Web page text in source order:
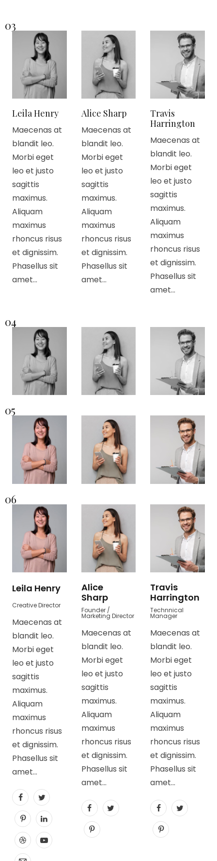
03
Leila Henry
Maecenas at
blandit leo.
Morbi eget
leo et justo
sagittis
maximus.
Aliquam
maximus
rhoncus risus
et dignissim.
Phasellus sit
amet…
Alice Sharp
Maecenas at
blandit leo.
Morbi eget
leo et justo
sagittis
maximus.
Aliquam
maximus
rhoncus risus
et dignissim.
Phasellus sit
amet…
Travis
Harrington
Maecenas at
blandit leo.
Morbi eget
leo et justo
sagittis
maximus.
Aliquam
maximus
rhoncus risus
et dignissim.
Phasellus sit
amet…
04
05
06
Leila Henry
Creative Director
Maecenas at
blandit leo.
Morbi eget
leo et justo
sagittis
maximus.
Aliquam
maximus
rhoncus risus
et dignissim.
Phasellus sit
amet…
Alice
Sharp
Founder /
Marketing Director
Maecenas at
blandit leo.
Morbi eget
leo et justo
sagittis
maximus.
Aliquam
maximus
rhoncus risus
et dignissim.
Phasellus sit
amet…
Travis
Harrington
Technnical
Manager
Maecenas at
blandit leo.
Morbi eget
leo et justo
sagittis
maximus.
Aliquam
maximus
rhoncus risus
et dignissim.
Phasellus sit
amet…